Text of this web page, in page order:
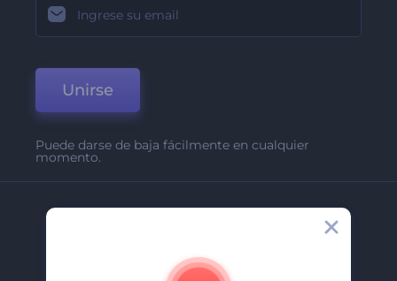
Unirse
Puede darse de baja fácilmente en cualquier
momento.